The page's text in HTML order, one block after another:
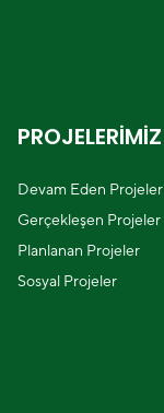
PROJELERİMİZ
Devam Eden Projeler
Gerçekleşen Projeler
Planlanan Projeler
Sosyal Projeler